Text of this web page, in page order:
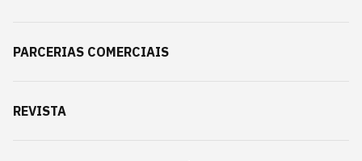
PARCERIAS COMERCIAIS
REVISTA